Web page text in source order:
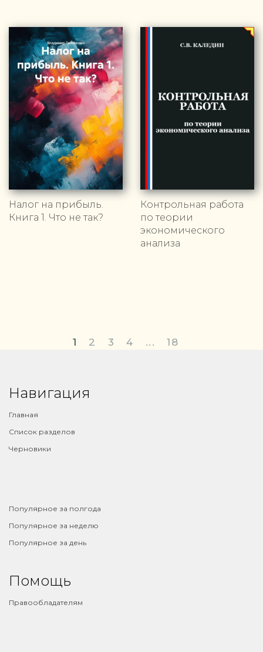
Налог на прибыль.
Книга 1. Что не так?
Контрольная работа
по теории
экономического
анализа
1 2 3 4 ... 18
Навигация
Главная
Список разделов
Черновики
Популярное за полгода
Популярное за неделю
Популярное за день
Помощь
Правообладателям